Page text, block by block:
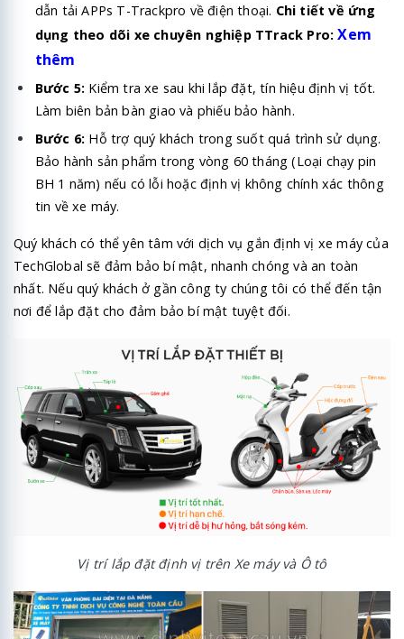
dẫn tải APPs T-Trackpro về điện thoại. Chi tiết về ứng
dụng theo dõi xe chuyên nghiệp TTrack Pro:Xem
thêm
Bước 5: Kiểm tra xe sau khi lắp đặt, tín hiệu định vị tốt.
Làm biên bản bàn giao và phiếu bảo hành.
Bước 6: Hỗ trợ quý khách trong suốt quá trình sử dụng.
Bảo hành sản phẩm trong vòng 60 tháng (Loại chạy pin
BH 1 năm) nếu có lỗi hoặc định vị không chính xác thông
tin về xe máy.
Quý khách có thể yên tâm với dịch vụ gắn định vị xe máy của
TechGlobal sẽ đảm bảo bí mật, nhanh chóng và an toàn
nhất. Nếu quý khách ở gần công ty chúng tôi có thể đến tận
nơi để lắp đặt cho đảm bảo bí mật tuyệt đối.
Vị trí lắp đặt định vị trên Xe máy và Ô tô